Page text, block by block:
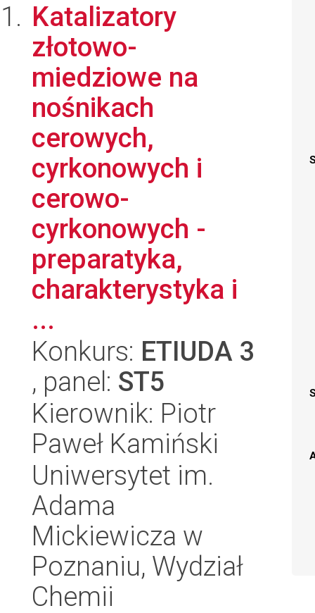
Katalizatory
złotowo-
miedziowe na
nośnikach
cerowych,
cyrkonowych i
cerowo-
cyrkonowych -
preparatyka,
charakterystyka i
...
Konkurs: ETIUDA 3
, panel: ST5
Kierownik: Piotr
Paweł Kamiński
Uniwersytet im.
Adama
Mickiewicza w
Poznaniu, Wydział
Chemii